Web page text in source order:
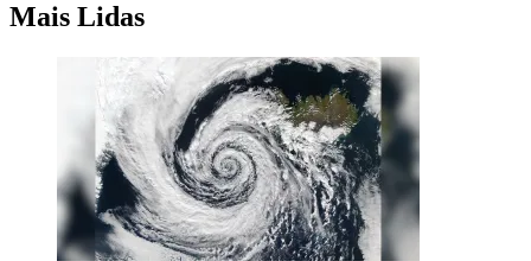
Mais Lidas